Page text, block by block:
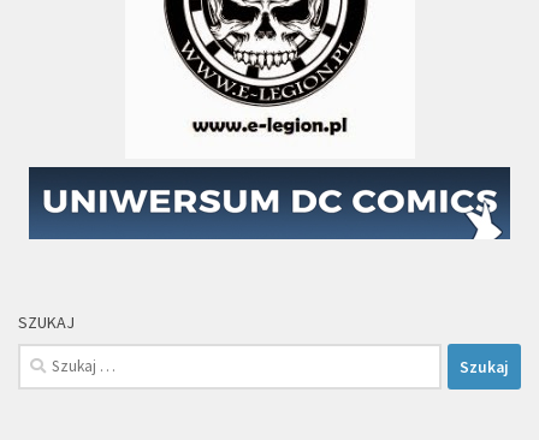
SZUKAJ
Szukaj: